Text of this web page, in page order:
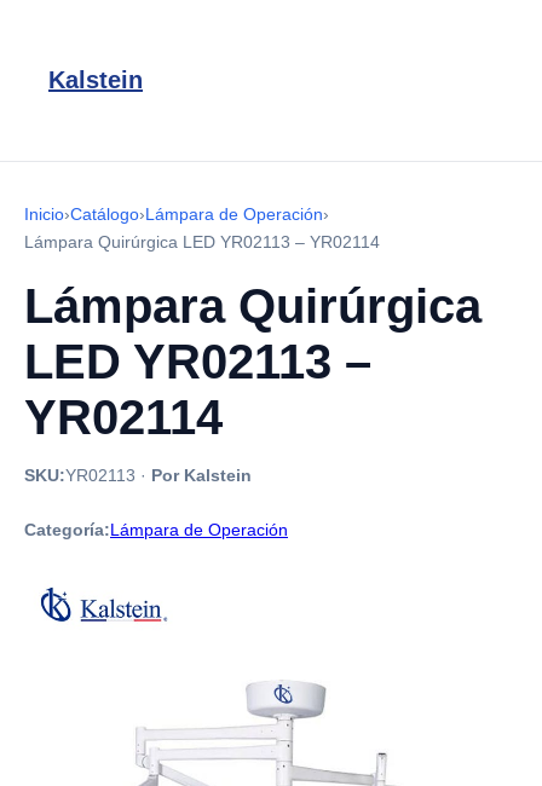
Kalstein
Inicio›Catálogo›Lámpara de Operación›
Lámpara Quirúrgica LED YR02113 – YR02114
Lámpara Quirúrgica
LED YR02113 –
YR02114
SKU:YR02113 · Por Kalstein
Categoría:Lámpara de Operación